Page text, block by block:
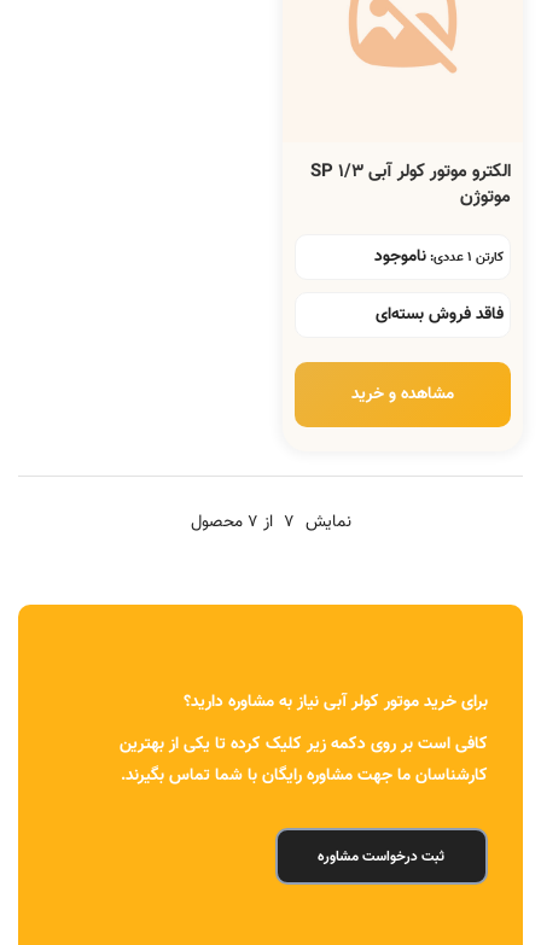
الکترو موتور کولر آبی 1/3 SP
موتوژن
کارتن 1 عددی: ناموجود
فاقد فروش بسته‌ای
مشاهده و خرید
نمایش 7 از 7 محصول
برای خرید موتور کولر آبی نیاز به مشاوره دارید؟
کافی است بر روی دکمه زیر کلیک کرده تا یکی از بهترین
کارشناسان ما جهت مشاوره رایگان با شما تماس بگیرند.
ثبت درخواست مشاوره